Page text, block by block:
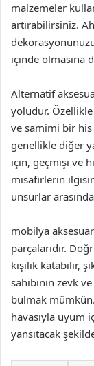
malzemeler
artırabilirsiniz.
içinde olmasına
Alternatif
yoludur. Özellikle
ve samimi bir
genellikle diğer
için, geçmişi ve
misafirlerin
unsurlar
mobilya
parçalarıdır.
kişilik katabilir,
sahibinin zevk
bulmak
havasıyla uyum
yansıtacak